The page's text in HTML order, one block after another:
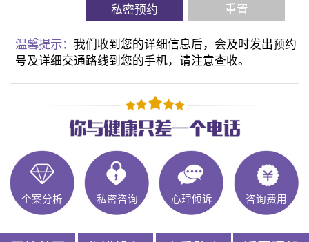
私密预约 重置
温馨提示：我们收到您的详细信息后，会及时发出预约
号及详细交通路线到您的手机，请注意查收。
个案分析 私密咨询 心理倾诉 咨询费用